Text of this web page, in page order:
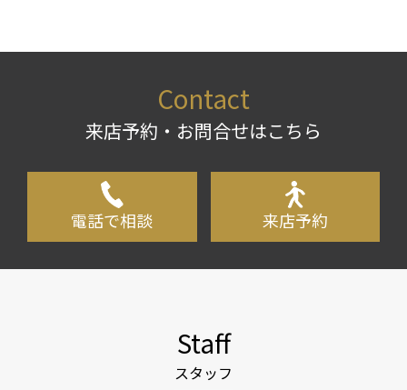
Contact
来店予約・お問合せはこちら
電話で相談 来店予約
Staff
スタッフ